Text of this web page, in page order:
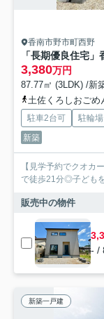
香南市野市町西野
3,380万円
87.77㎡ (3LDK) /新
土佐くろしおごめ
駐車2台可 駐輪場
新築
【見学予約でクオカ
で徒歩21分◎子ども
販売中の物件
- /
新築一戸建